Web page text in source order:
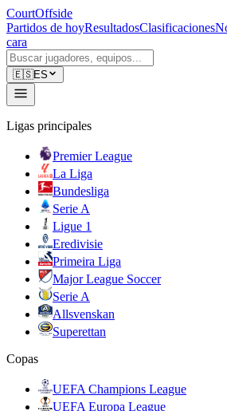
CourtOffside
Partidos de hoyResultadosClasificaciones
cara
🇪🇸ES
Ligas principales
Premier League
La Liga
Bundesliga
Serie A
Ligue 1
Eredivisie
Primeira Liga
Major League Soccer
Serie A
Allsvenskan
Superettan
Copas
UEFA Champions League
UEFA Europa League